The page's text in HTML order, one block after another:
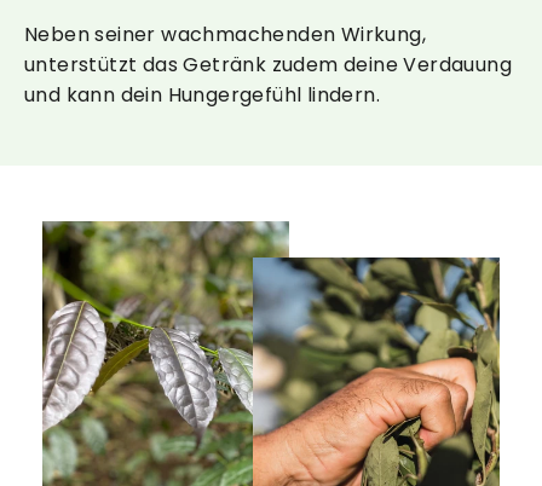
Neben seiner wachmachenden Wirkung,
unterstützt das Getränk zudem deine Verdauung
und kann dein Hungergefühl lindern.